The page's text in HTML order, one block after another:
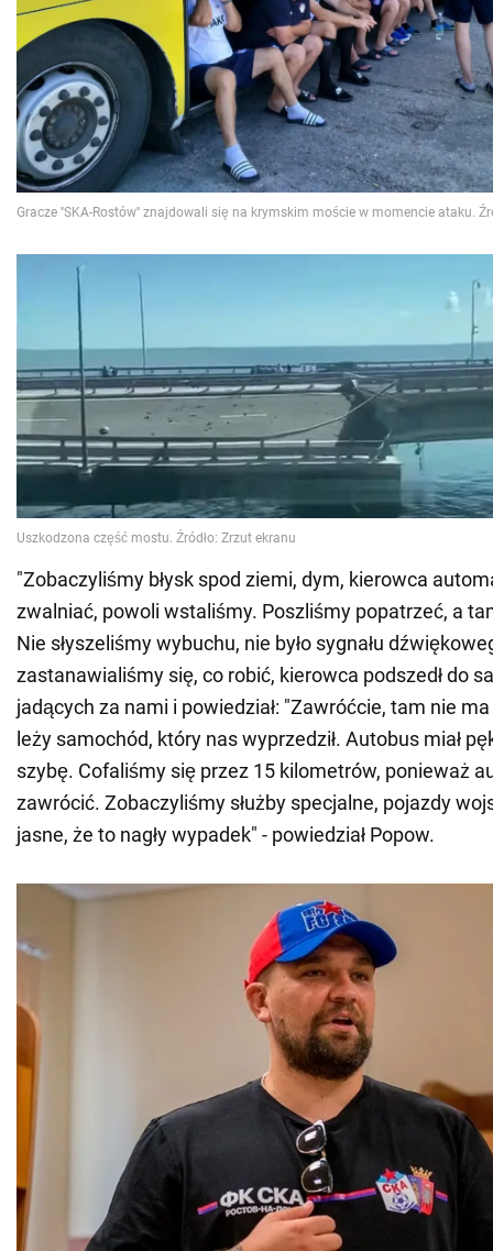
"Zobaczyliśmy błysk spod ziemi, dym, kierowca
zwalniać, powoli wstaliśmy. Poszliśmy popatrzeć, a
Nie słyszeliśmy wybuchu, nie było sygnału
zastanawialiśmy się, co robić, kierowca podszedł do
jadących za nami i powiedział: "Zawróćcie, tam nie ma
leży samochód, który nas wyprzedził. Autobus miał
szybę. Cofaliśmy się przez 15 kilometrów, ponieważ
zawrócić. Zobaczyliśmy służby specjalne, pojazdy
jasne, że to nagły wypadek" - powiedział Popow.